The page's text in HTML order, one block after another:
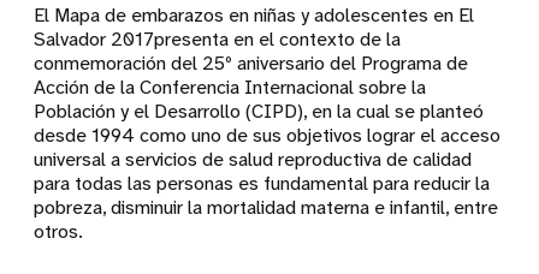
El Mapa de embarazos en niñas y adolescentes en El
Salvador 2017presenta en el contexto de la
conmemoración del 25º aniversario del Programa de
Acción de la Conferencia Internacional sobre la
Población y el Desarrollo (CIPD), en la cual se planteó
desde 1994 como uno de sus objetivos lograr el acceso
universal a servicios de salud reproductiva de calidad
para todas las personas es fundamental para reducir la
pobreza, disminuir la mortalidad materna e infantil, entre
otros.